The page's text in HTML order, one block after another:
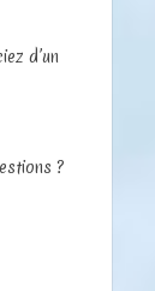
d’un
?